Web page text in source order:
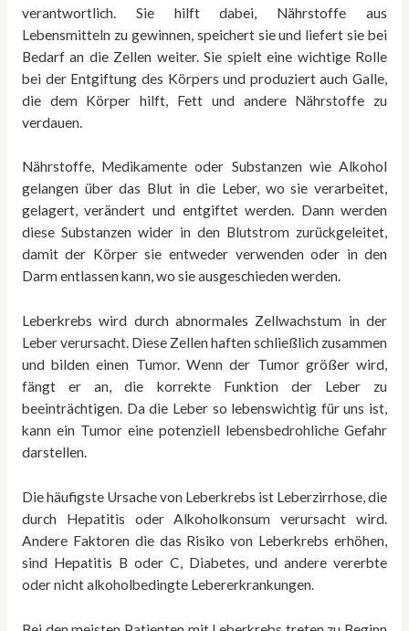
verantwortlich. Sie hilft dabei, Nährstoffe aus
Lebensmitteln zu gewinnen, speichert sie und liefert sie bei
Bedarf an die Zellen weiter. Sie spielt eine wichtige Rolle
bei der Entgiftung des Körpers und produziert auch Galle,
die dem Körper hilft, Fett und andere Nährstoffe zu
verdauen.
Nährstoffe, Medikamente oder Substanzen wie Alkohol
gelangen über das Blut in die Leber, wo sie verarbeitet,
gelagert, verändert und entgiftet werden. Dann werden
diese Substanzen wider in den Blutstrom zurückgeleitet,
damit der Körper sie entweder verwenden oder in den
Darm entlassen kann, wo sie ausgeschieden werden.
Leberkrebs wird durch abnormales Zellwachstum in der
Leber verursacht. Diese Zellen haften schließlich zusammen
und bilden einen Tumor. Wenn der Tumor größer wird,
fängt er an, die korrekte Funktion der Leber zu
beeinträchtigen. Da die Leber so lebenswichtig für uns ist,
kann ein Tumor eine potenziell lebensbedrohliche Gefahr
darstellen.
Die häufigste Ursache von Leberkrebs ist Leberzirrhose, die
durch Hepatitis oder Alkoholkonsum verursacht wird.
Andere Faktoren die das Risiko von Leberkrebs erhöhen,
sind Hepatitis B oder C, Diabetes, und andere vererbte
oder nicht alkoholbedingte Lebererkrankungen.